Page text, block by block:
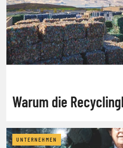
Warum die
UNTERNEHMEN